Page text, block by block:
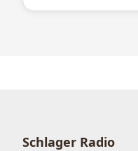
Schlager Radio